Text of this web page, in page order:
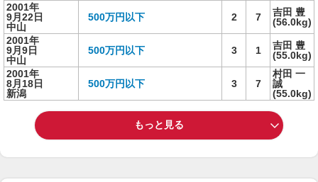
2001年
9月22日
中山
500万円以下 2 7
吉田 豊
(56.0kg)
2001年
9月9日
中山
500万円以下 3 1
吉田 豊
(55.0kg)
2001年
8月18日
新潟
500万円以下 3 7
村田 一
誠
(55.0kg)
もっと見る